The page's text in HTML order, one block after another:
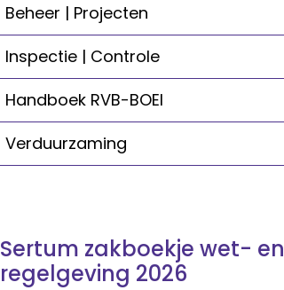
Beheer | Projecten
Inspectie | Controle
Handboek RVB-BOEI
Verduurzaming
Sertum zakboekje wet- en
regelgeving 2026